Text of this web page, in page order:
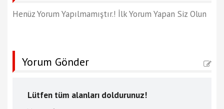
Henüz Yorum Yapılmamıştır.! İlk Yorum Yapan Siz Olun
Yorum Gönder
Lütfen tüm alanları doldurunuz!